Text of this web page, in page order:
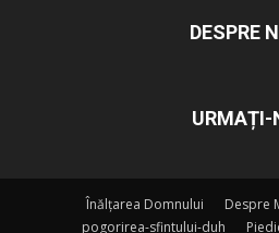
DESPRE
URMAȚI-
Înălțarea Domnului
Despre
pogorirea-sfintului-duh